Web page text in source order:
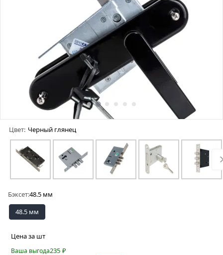
Цвет: Черный глянец
Бэксет:48.5 мм
48.5 мм
Цена за шт
Ваша выгода235 ₽